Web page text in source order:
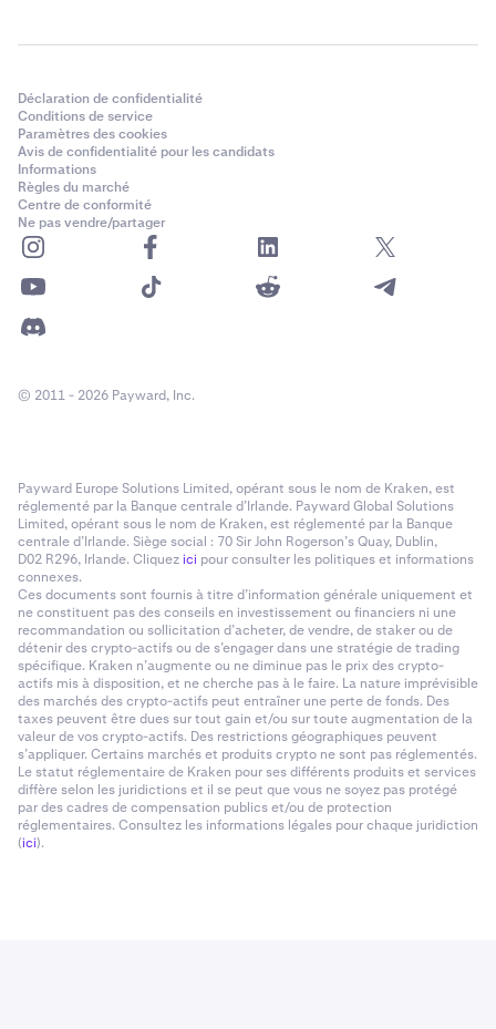
Déclaration de confidentialité
Conditions de service
Paramètres des cookies
Avis de confidentialité pour les candidats
Informations
Règles du marché
Centre de conformité
Ne pas vendre/partager
© 2011 - 2026 Payward, Inc.
Payward Europe Solutions Limited, opérant sous le nom de Kraken, est
réglementé par la Banque centrale d’Irlande. Payward Global Solutions
Limited, opérant sous le nom de Kraken, est réglementé par la Banque
centrale d’Irlande. Siège social : 70 Sir John Rogerson’s Quay, Dublin,
D02 R296, Irlande. Cliquezici pour consulter les politiques et informations
connexes.
Ces documents sont fournis à titre d’information générale uniquement et
ne constituent pas des conseils en investissement ou financiers ni une
recommandation ou sollicitation d’acheter, de vendre, de staker ou de
détenir des crypto-actifs ou de s’engager dans une stratégie de trading
spécifique. Kraken n’augmente ou ne diminue pas le prix des crypto-
actifs mis à disposition, et ne cherche pas à le faire. La nature imprévisible
des marchés des crypto-actifs peut entraîner une perte de fonds. Des
taxes peuvent être dues sur tout gain et/ou sur toute augmentation de la
valeur de vos crypto-actifs. Des restrictions géographiques peuvent
s’appliquer. Certains marchés et produits crypto ne sont pas réglementés.
Le statut réglementaire de Kraken pour ses différents produits et services
diffère selon les juridictions et il se peut que vous ne soyez pas protégé
par des cadres de compensation publics et/ou de protection
réglementaires. Consultez les informations légales pour chaque juridiction
(ici).